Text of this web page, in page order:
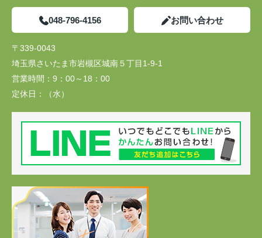
048-796-4156 お問い合わせ
〒339-0043
埼玉県さいたま市岩槻区城南５丁目1-9-1
営業時間： 9：00～18：00
定休日：
（水）